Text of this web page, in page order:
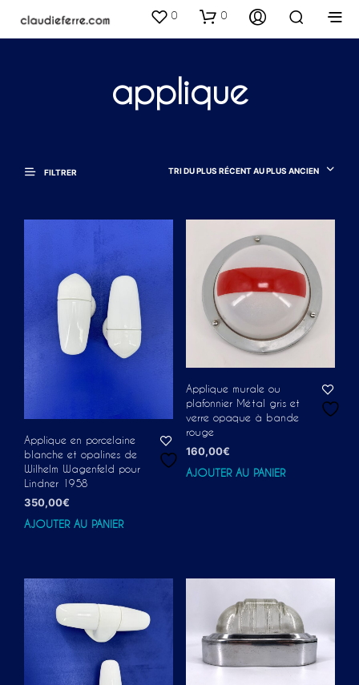
0 0
applique
FILTRER TRI DU PLUS RÉCENT AU PLUS ANCIEN
Applique en porcelaine
blanche et opalines de
Wilhelm Wagenfeld pour
Lindner 1958
350,00€
AJOUTER AU PANIER
Applique murale ou
plafonnier Métal gris et
verre opaque à bande
rouge
160,00€
AJOUTER AU PANIER